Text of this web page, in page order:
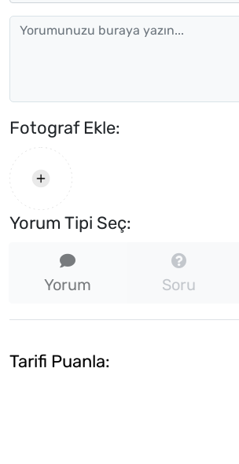
Fotograf Ekle:
Yorum Tipi Seç:
Yorum Soru
Tarifi Puanla: